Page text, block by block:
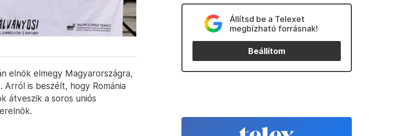
elnök elmegy Magyarországra,
is beszélt, hogy Románia
átveszik a soros uniós
Állítsd be a Telexet
megbízható forrásnak!
Beállítom